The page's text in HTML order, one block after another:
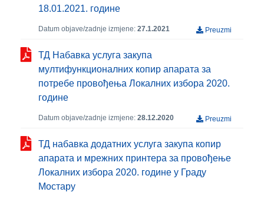
18.01.2021. године
Datum objave/zadnje izmjene: 27.1.2021 Preuzmi
ТД Набавка услуга закупа
мултифункционалних копир апарата за
потребе провођења Локалних избора 2020.
године
Datum objave/zadnje izmjene: 28.12.2020 Preuzmi
ТД набавка додатних услуга закупа копир
апарата и мрежних принтера за провођење
Локалних избора 2020. године у Граду
Мостару